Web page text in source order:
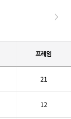
프레임
21
12